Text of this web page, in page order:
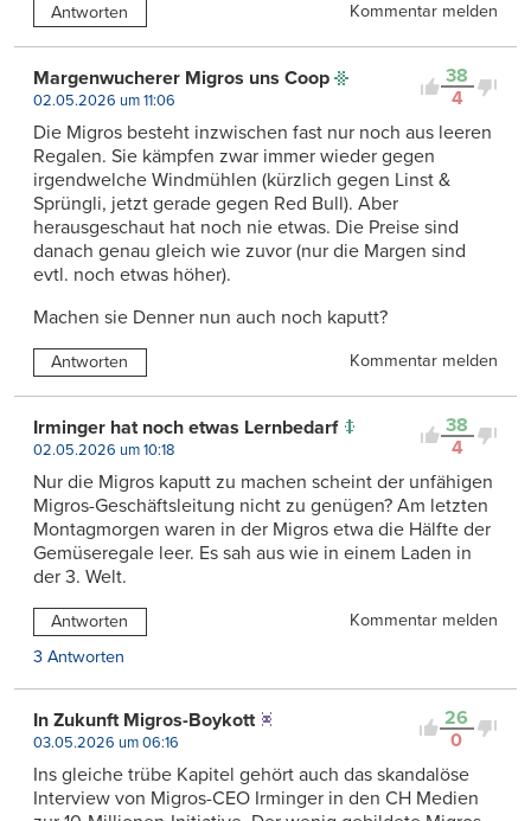
Antworten Kommentar melden
38
4
Margenwucherer Migros uns Coop
02.05.2026 um 11:06
Die Migros besteht inzwischen fast nur noch aus leeren
Regalen. Sie kämpfen zwar immer wieder gegen
irgendwelche Windmühlen (kürzlich gegen Linst &
Sprüngli, jetzt gerade gegen Red Bull). Aber
herausgeschaut hat noch nie etwas. Die Preise sind
danach genau gleich wie zuvor (nur die Margen sind
evtl. noch etwas höher).
Machen sie Denner nun auch noch kaputt?
Antworten Kommentar melden
38
4
Irminger hat noch etwas Lernbedarf
02.05.2026 um 10:18
Nur die Migros kaputt zu machen scheint der unfähigen
Migros-Geschäftsleitung nicht zu genügen? Am letzten
Montagmorgen waren in der Migros etwa die Hälfte der
Gemüseregale leer. Es sah aus wie in einem Laden in
der 3. Welt.
Antworten
Kommentar melden
3 Antworten
26
0
In Zukunft Migros-Boykott
03.05.2026 um 06:16
Ins gleiche trübe Kapitel gehört auch das skandalöse
Interview von Migros-CEO Irminger in den CH Medien